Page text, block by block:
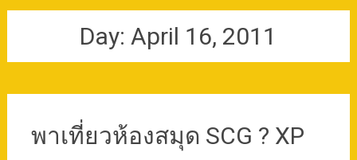
Day:April 16, 2011
พาเที่ยวห้องสมุด SCG ? XP